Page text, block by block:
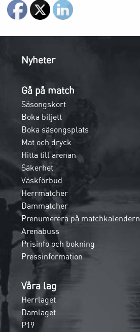
Nyheter
Gå på match
Säsongskort
Boka biljett
Boka säsongsplats
Mat och dryck
Hitta till arenan
Säkerhet
Väskförbud
Herrmatcher
Dammatcher
Prenumerera på matchkalendern
Arenabuss
Prisinfo och bokning
Pressinformation
Våra lag
Herrlaget
Damlaget
P19